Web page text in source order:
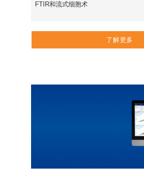
FTIR和流式细胞术
了解更多